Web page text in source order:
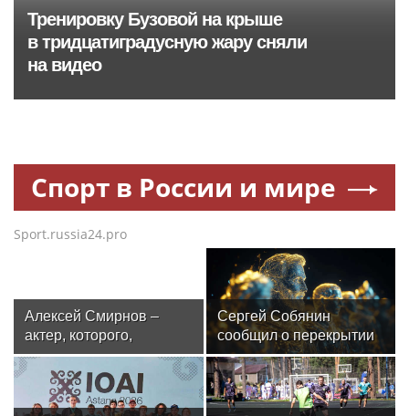
Тренировку Бузовой на крыше
в тридцатиградусную жару сняли
на видео
Спорт в России и мире
Sport.russia24.pro
Алексей Смирнов –
актер, которого,
надеюсь, еще не
забыли
Сергей Собянин
сообщил о перекрытии
дорог в Москве 8 и 9
августа